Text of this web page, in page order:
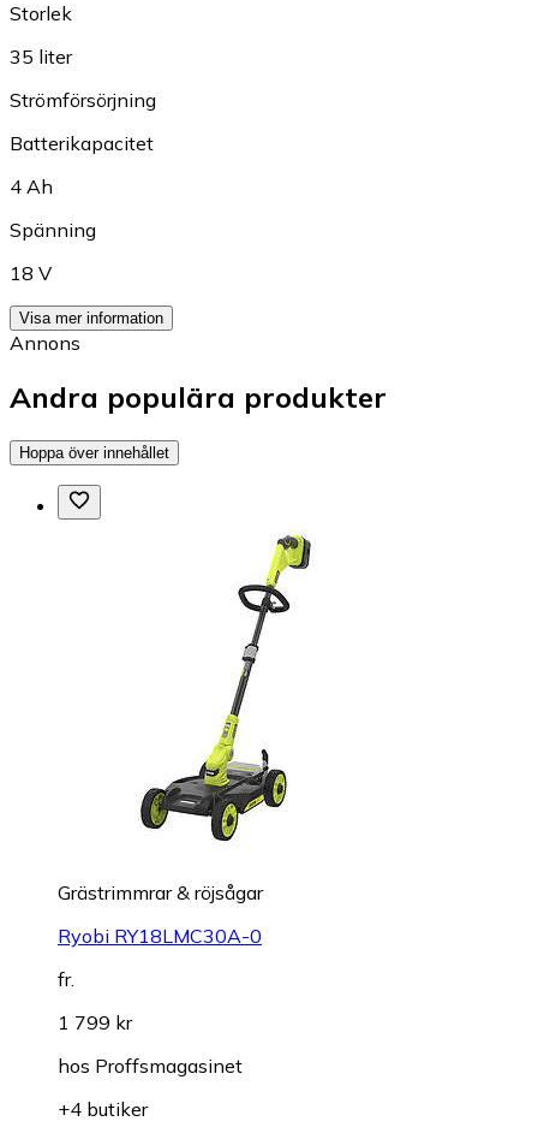
Storlek
35 liter
Strömförsörjning
Batterikapacitet
4 Ah
Spänning
18 V
Visa mer information
Annons
Andra populära produkter
Hoppa över innehållet
Grästrimmrar & röjsågar
Ryobi RY18LMC30A-0
fr.
1 799 kr
hos Proffsmagasinet
+4 butiker